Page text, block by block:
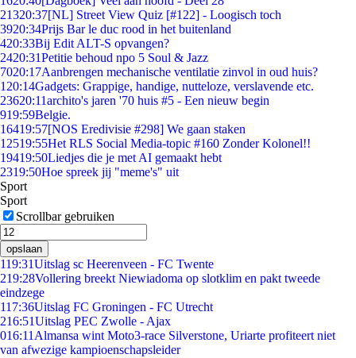
21320:37[NL] Street View Quiz [#122] - Loogisch toch
3920:34Prijs Bar le duc rood in het buitenland
420:33Bij Edit ALT-S opvangen?
2420:31Petitie behoud npo 5 Soul & Jazz
7020:17Aanbrengen mechanische ventilatie zinvol in oud huis?
1 20:14Gadgets: Grappige, handige, nutteloze, verslavende etc.
23620:11archito's jaren '70 huis #5 - Een nieuw begin
919:59Belgie.
16419:57[NOS Eredivisie #298] We gaan staken
12519:55Het RLS Social Media-topic #160 Zonder Kolonel!!
19419:50Liedjes die je met AI gemaakt hebt
2319:50Hoe spreek jij "meme's" uit
Sport
Sport
Scrollbar gebruiken
opslaan
119:31Uitslag sc Heerenveen - FC Twente
219:28Vollering breekt Niewiadoma op slotklim en pakt tweede
eindzege
117:36Uitslag FC Groningen - FC Utrecht
216:51Uitslag PEC Zwolle - Ajax
016:11 Almansa wint Moto3-race Silverstone, Uriarte profiteert niet
van afwezige kampioenschapsleider